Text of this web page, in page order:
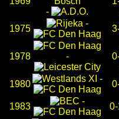
-
1975
-
1978 -
1980
-
1983
-